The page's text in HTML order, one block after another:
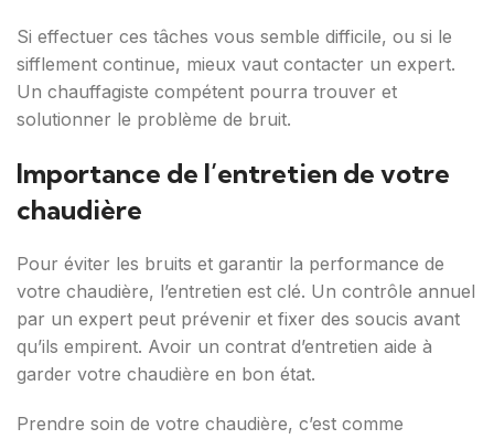
Si effectuer ces tâches vous semble difficile, ou si le
sifflement continue, mieux vaut contacter un expert.
Un chauffagiste compétent pourra trouver et
solutionner le problème de bruit.
Importance de l’entretien de votre
chaudière
Pour éviter les bruits et garantir la performance de
votre chaudière, l’entretien est clé. Un contrôle annuel
par un expert peut prévenir et fixer des soucis avant
qu’ils empirent. Avoir un contrat d’entretien aide à
garder votre chaudière en bon état.
Prendre soin de votre chaudière, c’est comme